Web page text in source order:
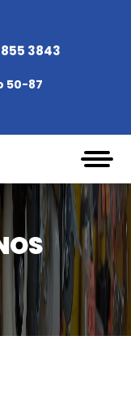
855 3843
50-87